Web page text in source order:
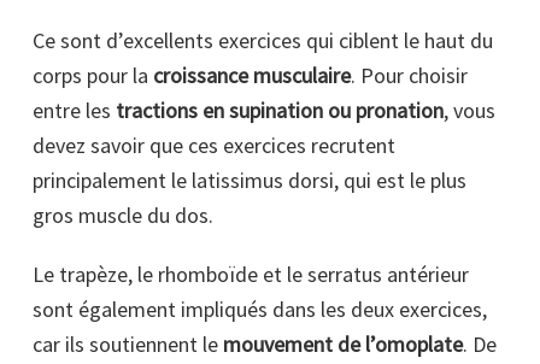
Ce sont d’excellents exercices qui ciblent le haut du
corps pour la croissance musculaire. Pour choisir
entre les tractions en supination ou pronation, vous
devez savoir que ces exercices recrutent
principalement le latissimus dorsi, qui est le plus
gros muscle du dos.
Le trapèze, le rhomboïde et le serratus antérieur
sont également impliqués dans les deux exercices,
car ils soutiennent le mouvement de l’omoplate. De